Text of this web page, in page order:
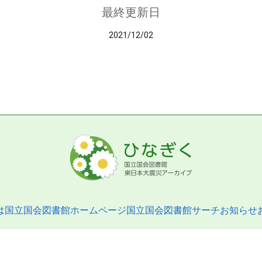
最終更新日
2021/12/02
国立国会図書館ホームページ国立国会図書館サーチお知らせ